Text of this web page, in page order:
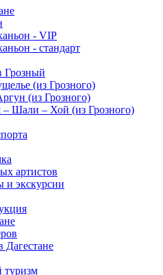
- VIP
- стандарт
Грозный
(из Грозного)
(из Грозного)
Шали – Хой (из Грозного)
артистов
и экскурсии
Дагестане
туризм